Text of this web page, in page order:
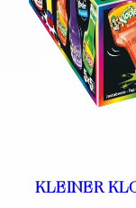
KLEINER